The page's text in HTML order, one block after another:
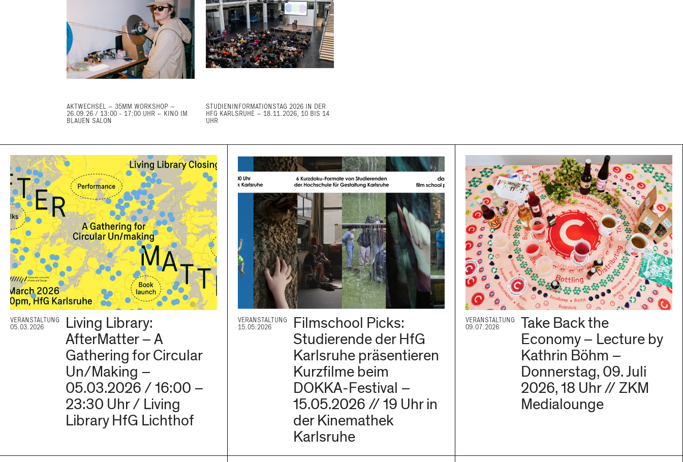
AKTWECHSEL – 35MM WORKSHOP –
26.09.26 / 13:00 - 17:00 UHR – KINO IM
BLAUEN SALON
STUDIENINFORMATIONSTAG 2026 IN DER
HFG KARLSRUHE – 18.11.2026, 10 BIS 14
UHR
VERANSTALTUNG
05.03.2026
Living Library:
AfterMatter – A
Gathering for Circular
Un/Making –
05.03.2026 / 16:00 –
23:30 Uhr / Living
Library HfG Lichthof
VERANSTALTUNG
15.05.2026
Filmschool Picks:
Studierende der HfG
Karlsruhe präsentieren
Kurzfilme beim
DOKKA-Festival –
15.05.2026 // 19 Uhr in
der Kinemathek
Karlsruhe
VERANSTALTUNG
09.07.2026
Take Back the
Economy – Lecture by
Kathrin Böhm –
Donnerstag, 09. Juli
2026, 18 Uhr // ZKM
Medialounge